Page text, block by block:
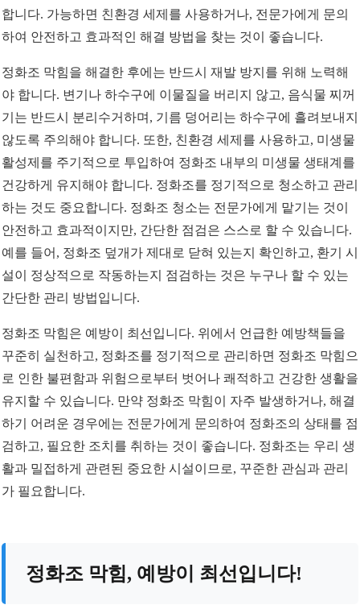
합니다. 가능하면 친환경 세제를 사용하거나, 전문가에게 문의
하여 안전하고 효과적인 해결 방법을 찾는 것이 좋습니다.
정화조 막힘을 해결한 후에는 반드시 재발 방지를 위해 노력해
야 합니다. 변기나 하수구에 이물질을 버리지 않고, 음식물 찌꺼
기는 반드시 분리수거하며, 기름 덩어리는 하수구에 흘려보내지
않도록 주의해야 합니다. 또한, 친환경 세제를 사용하고, 미생물
활성제를 주기적으로 투입하여 정화조 내부의 미생물 생태계를
건강하게 유지해야 합니다. 정화조를 정기적으로 청소하고 관리
하는 것도 중요합니다. 정화조 청소는 전문가에게 맡기는 것이
안전하고 효과적이지만, 간단한 점검은 스스로 할 수 있습니다.
예를 들어, 정화조 덮개가 제대로 닫혀 있는지 확인하고, 환기 시
설이 정상적으로 작동하는지 점검하는 것은 누구나 할 수 있는
간단한 관리 방법입니다.
정화조 막힘은 예방이 최선입니다. 위에서 언급한 예방책들을
꾸준히 실천하고, 정화조를 정기적으로 관리하면 정화조 막힘으
로 인한 불편함과 위험으로부터 벗어나 쾌적하고 건강한 생활을
유지할 수 있습니다. 만약 정화조 막힘이 자주 발생하거나, 해결
하기 어려운 경우에는 전문가에게 문의하여 정화조의 상태를 점
검하고, 필요한 조치를 취하는 것이 좋습니다. 정화조는 우리 생
활과 밀접하게 관련된 중요한 시설이므로, 꾸준한 관심과 관리
가 필요합니다.
정화조 막힘, 예방이 최선입니다!